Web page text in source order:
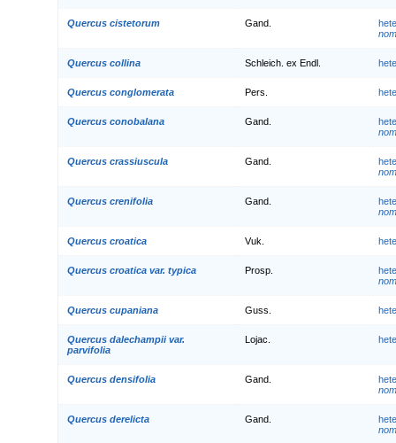
Quercus cistetorum Gand.
Quercus collina Schleich. ex Endl.
Quercus conglomerata Pers.
Quercus conobalana Gand.
Quercus crassiuscula Gand.
Quercus crenifolia Gand.
Quercus croatica Vuk.
Quercus croatica var. typica Prosp.
Quercus cupaniana Guss.
Quercus dalechampii var.
parvifolia
Lojac.
Quercus densifolia Gand.
Quercus derelicta Gand.